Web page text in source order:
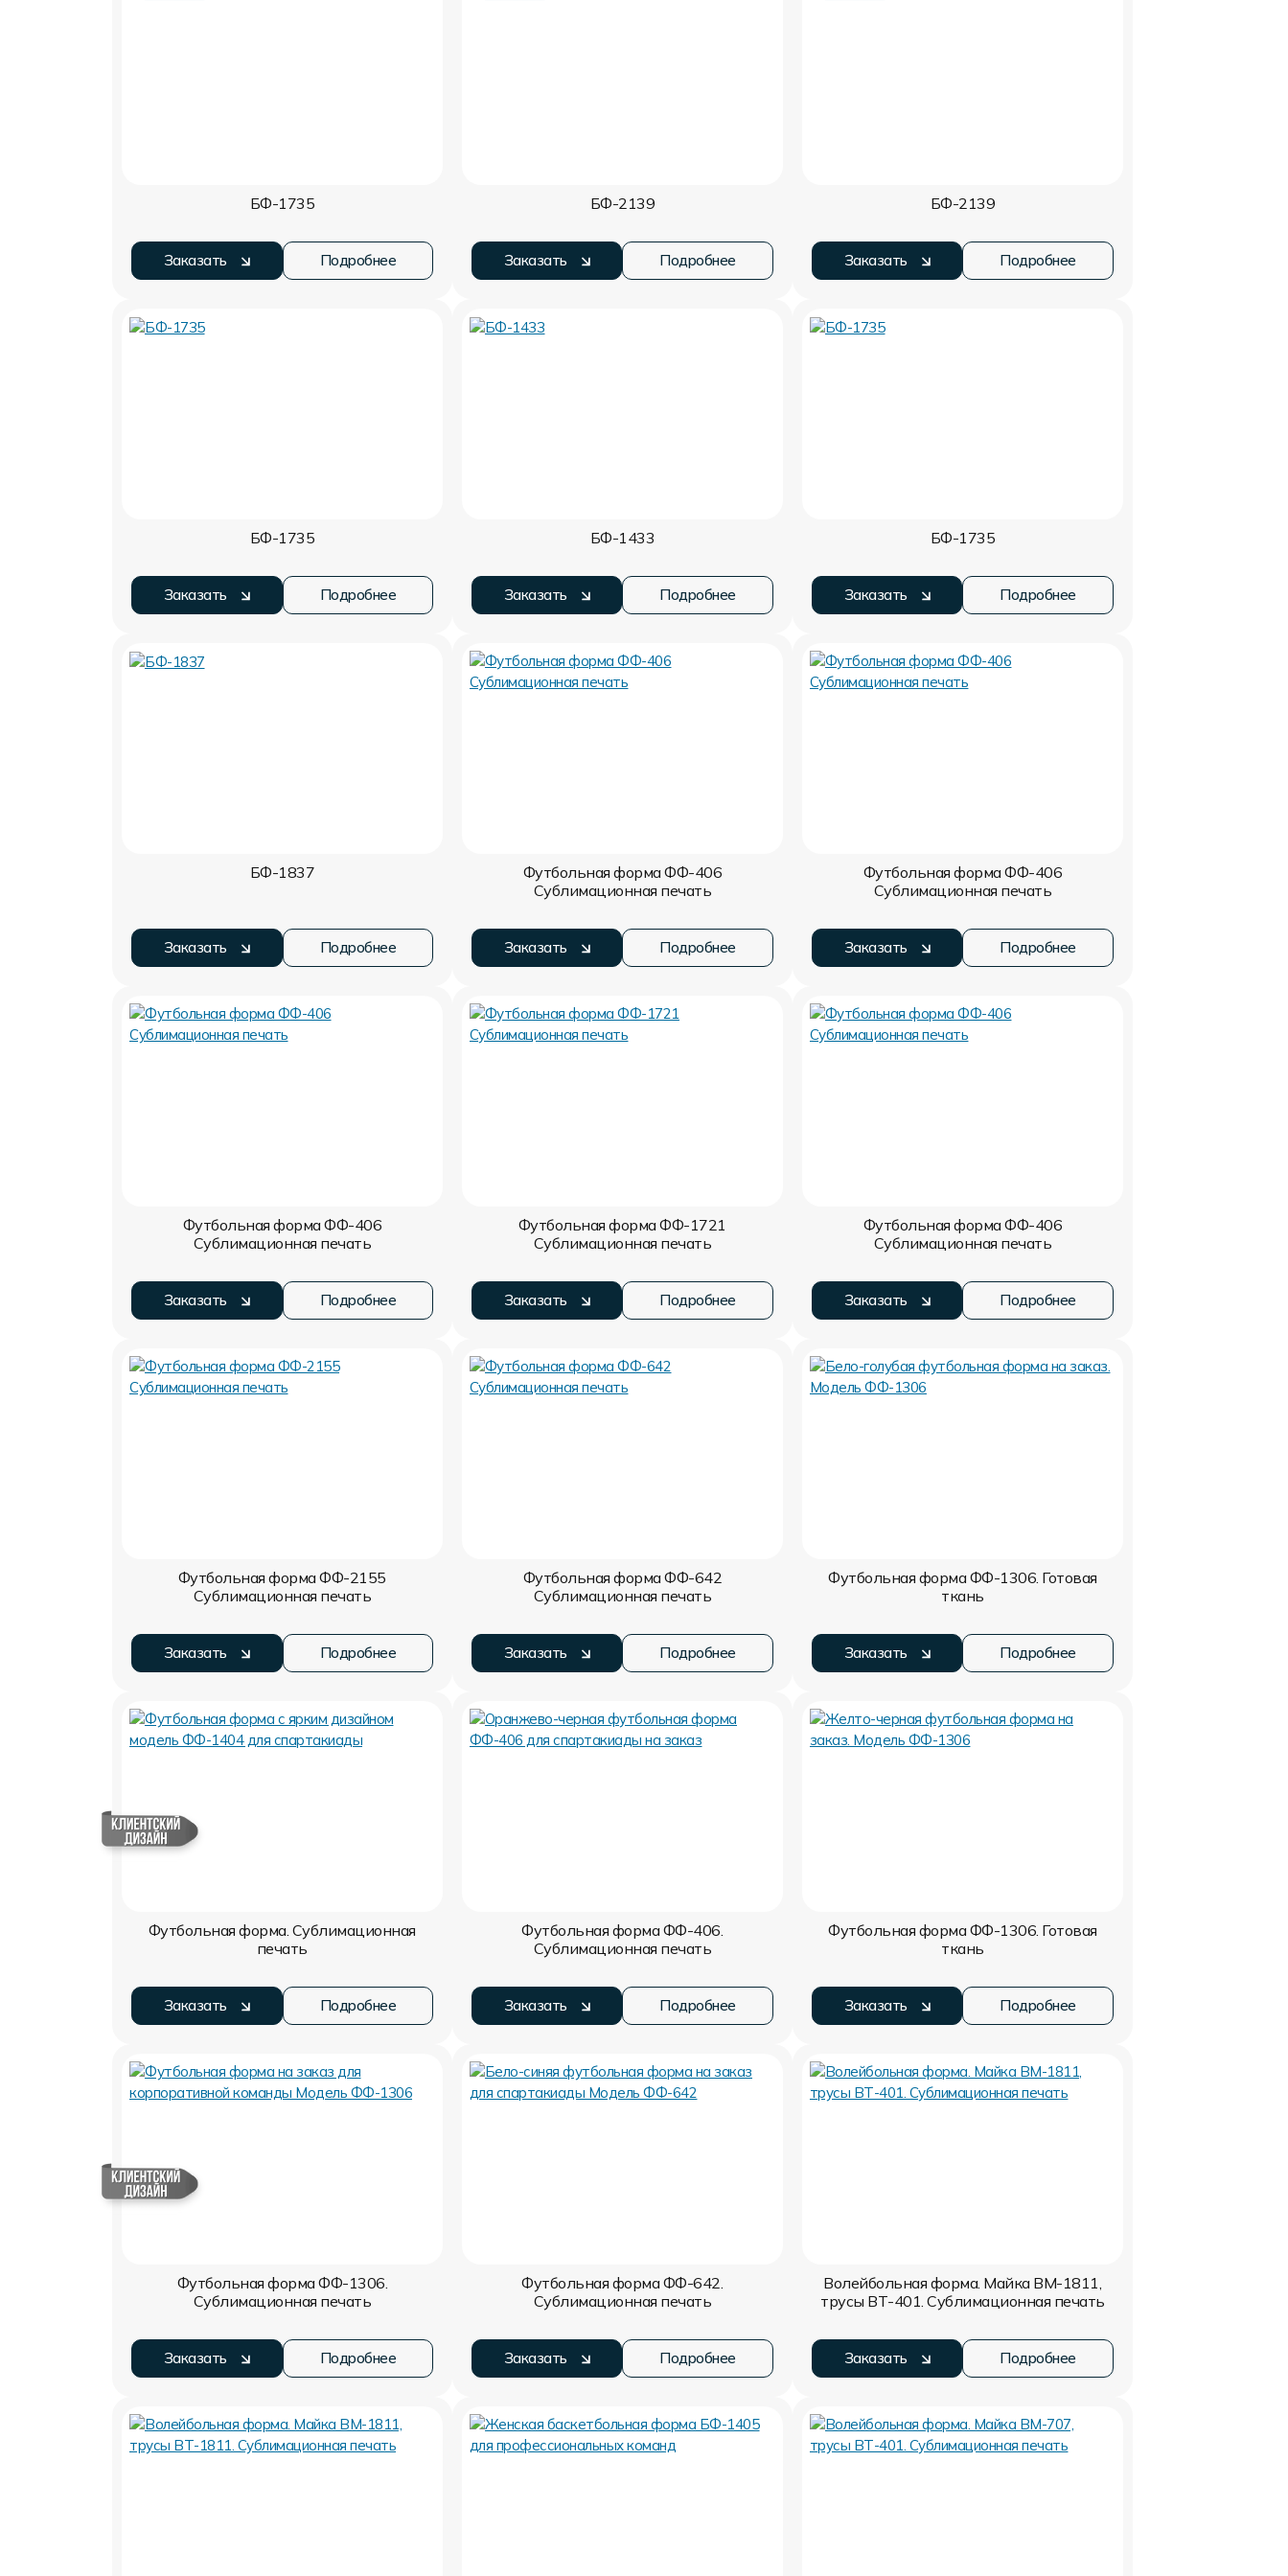
БФ-1735
Заказать Подробнее
БФ-2139
Заказать Подробнее
БФ-2139
Заказать Подробнее
БФ-1735
Заказать Подробнее
БФ-1433
Заказать Подробнее
БФ-1735
Заказать Подробнее
БФ-1837
Заказать Подробнее
Футбольная форма ФФ-406
Сублимационная печать
Заказать Подробнее
Футбольная форма ФФ-406
Сублимационная печать
Заказать Подробнее
Футбольная форма ФФ-406
Сублимационная печать
Заказать Подробнее
Футбольная форма ФФ-1721
Сублимационная печать
Заказать Подробнее
Футбольная форма ФФ-406
Сублимационная печать
Заказать Подробнее
Футбольная форма ФФ-2155
Сублимационная печать
Заказать Подробнее
Футбольная форма ФФ-642
Сублимационная печать
Заказать Подробнее
Футбольная форма ФФ-1306. Готовая
ткань
Заказать Подробнее
Футбольная форма. Сублимационная
печать
Заказать Подробнее
Футбольная форма ФФ-406.
Сублимационная печать
Заказать Подробнее
Футбольная форма ФФ-1306. Готовая
ткань
Заказать Подробнее
Футбольная форма ФФ-1306.
Сублимационная печать
Заказать Подробнее
Футбольная форма ФФ-642.
Сублимационная печать
Заказать Подробнее
Волейбольная форма. Майка ВМ-1811,
трусы ВТ-401. Сублимационная печать
Заказать Подробнее